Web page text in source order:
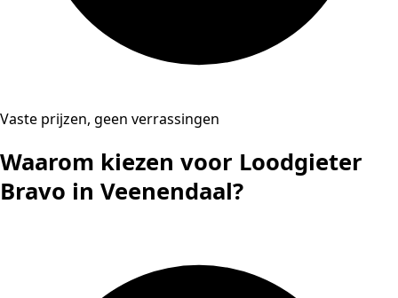
Vaste prijzen, geen verrassingen
Waarom kiezen voor Loodgieter
Bravo in Veenendaal?